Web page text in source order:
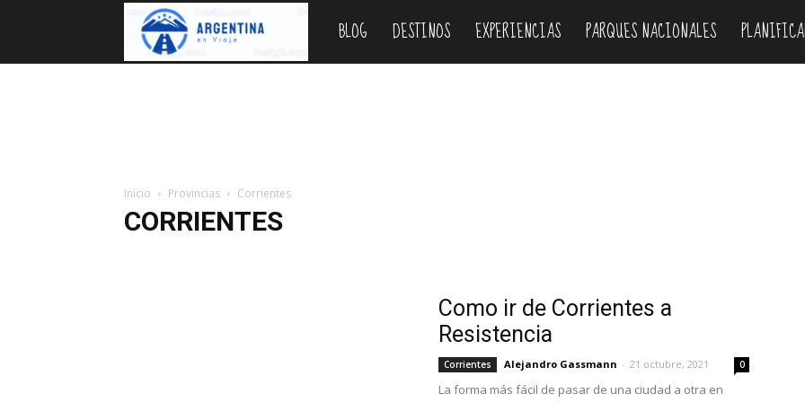
Argentina
BLOG DESTINOS EXPERIENCIAS PARQUES NACIONALES
Inicio Provincias Corrientes
CORRIENTES
Como ir de Corrientes a
Resistencia
Corrientes Alejandro Gassmann - 21 octubre, 2021 0
La forma más fácil de pasar de una ciudad a otra en